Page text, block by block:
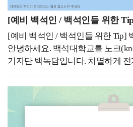
확인하면 좋을 것 같습니다!한 학
위해 노력하신 학생 여러분 모두
3일 이후 본인의 최종 성적을 확인
돌아보며 다가오는 학기를 준비해
6일~7월 12일 2026-2학기 재입학
경우에 신청할 수 있습니다. 정해
증빙서류를 첨부하여 교학처에 제
[예비 백석인 / 백석인들 위한 Tip]
안녕하세요. 백석대학교를 노크
기자단 백녹담입니다. 치열하게
맞이하게 되었습니다! 학기 중에
성적에 대한 압박감을 내려놓고 오
여유를 누릴 수 있는 시기를 보내